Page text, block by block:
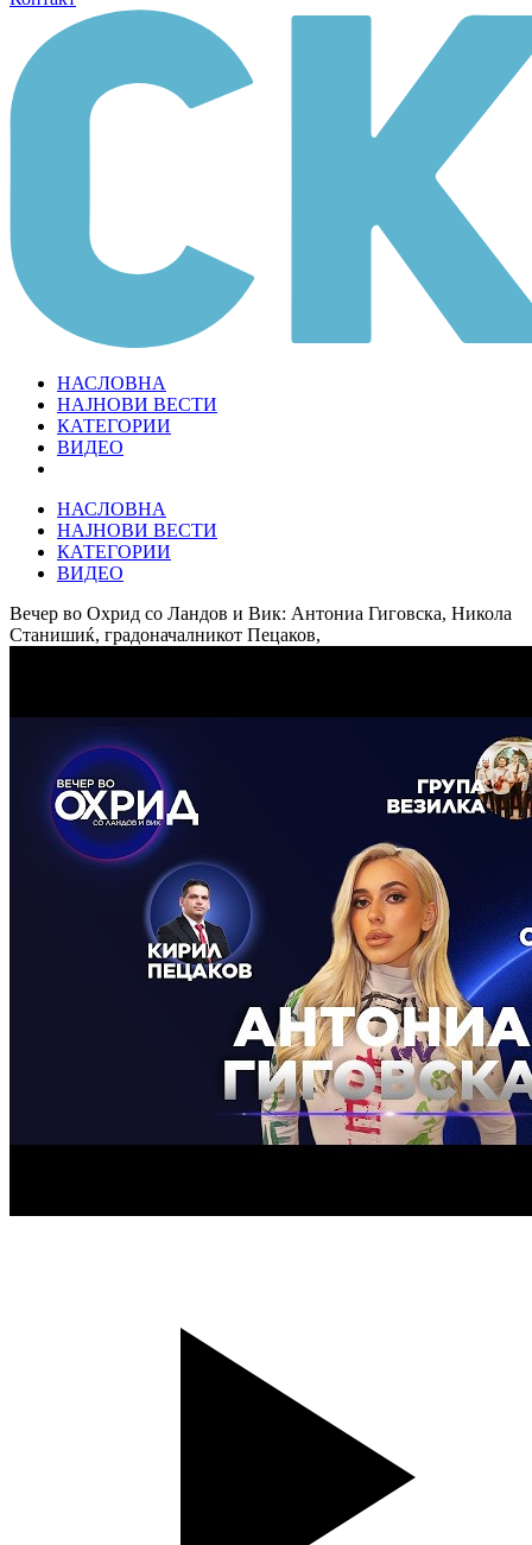
НАСЛОВНА
НАЈНОВИ ВЕСТИ
КАТЕГОРИИ
ВИДЕО
НАСЛОВНА
НАЈНОВИ ВЕСТИ
КАТЕГОРИИ
ВИДЕО
Вечер во Охрид со Ландов и Вик: Антониа Гиговска, Никола
Станишиќ, градоначалникот Пецаков,